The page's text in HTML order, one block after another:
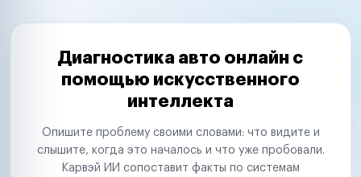
Диагностика авто онлайн с
помощью искусственного
интеллекта
Опишите проблему своими словами: что видите и
слышите, когда это началось и что уже пробовали.
Карвэй ИИ сопоставит факты по системам